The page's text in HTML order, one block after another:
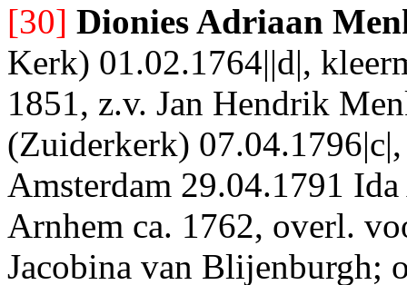
[30] Dionies Adriaan
Kerk) 01.02.1764||d|,
1851, z.v. Jan Hendrik
(Zuiderkerk)
Amsterdam 29.04.1791
Arnhem ca. 1762, overl.
Jacobina van Blijenburgh;